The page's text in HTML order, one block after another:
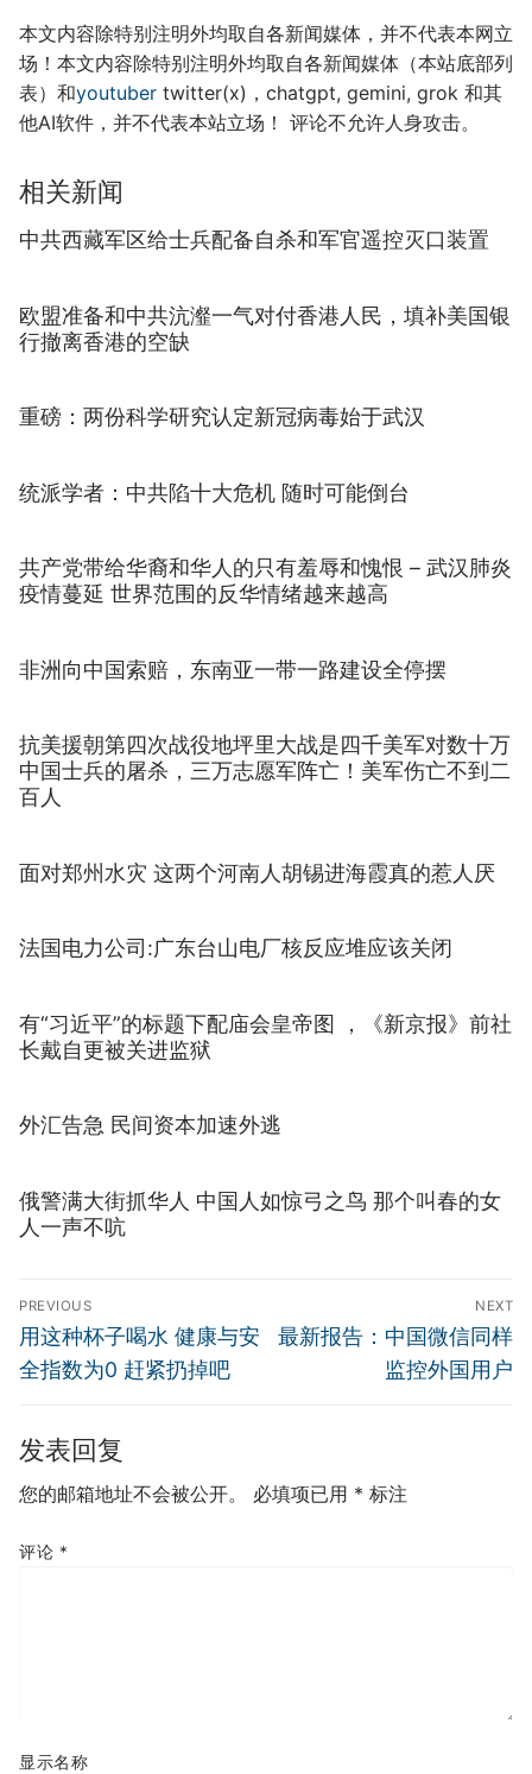
本文内容除特别注明外均取自各新闻媒体，并不代表本网立
场！本文内容除特别注明外均取自各新闻媒体（本站底部列
表）和youtuber twitter(x)，chatgpt, gemini, grok 和其
他AI软件，并不代表本站立场！ 评论不允许人身攻击。
相关新闻
中共西藏军区给士兵配备自杀和军官遥控灭口装置
欧盟准备和中共沆瀣一气对付香港人民，填补美国银
行撤离香港的空缺
重磅：两份科学研究认定新冠病毒始于武汉
统派学者：中共陷十大危机 随时可能倒台
共产党带给华裔和华人的只有羞辱和愧恨 – 武汉肺炎
疫情蔓延 世界范围的反华情绪越来越高
非洲向中国索赔，东南亚一带一路建设全停摆
抗美援朝第四次战役地坪里大战是四千美军对数十万
中国士兵的屠杀，三万志愿军阵亡！美军伤亡不到二
百人
面对郑州水灾 这两个河南人胡锡进海霞真的惹人厌
法国电力公司:广东台山电厂核反应堆应该关闭
有“习近平”的标题下配庙会皇帝图 ，《新京报》前社
长戴自更被关进监狱
外汇告急 民间资本加速外逃
俄警满大街抓华人 中国人如惊弓之鸟 那个叫春的女
人一声不吭
文
章
导
PREVIOUS
Previous
post:
用这种杯子喝水 健康与安
全指数为0 赶紧扔掉吧
NEXT
Next
最新报告：中国微信同样
监控外国用户
发表回复
您的邮箱地址不会被公开。 必填项已用 * 标注
评论 *
显示名称